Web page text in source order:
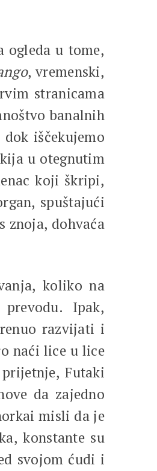
ogleda u tome,
, vremenski,
stranicama
banalnih
iščekujemo
u otegnutim
koji škripi,
spuštajući
znoja, dohvaća
koliko na
Ipak,
razvijati i
naći lice u lice
Futaki
da zajedno
misli da je
konstante su
svojom ćudi i